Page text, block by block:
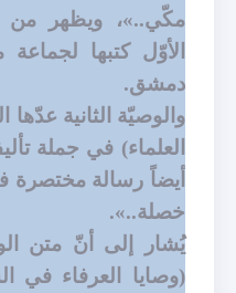
مكّي..»، ويظهر من
الأوّل كتبها
دمشق.
والوصيّة الثانية
العلماء) في جملة
أيضاً رسالة مختصرة
خصلة..».
يُشار إلى أنّ متن
(وصايا العرفاء في